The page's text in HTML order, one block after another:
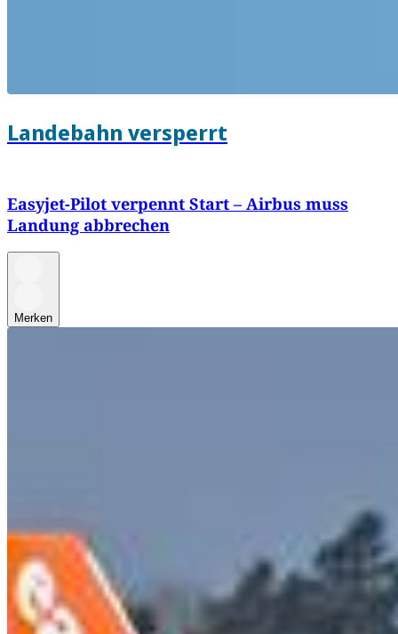
Landebahn versperrt
Easyjet-Pilot verpennt Start – Airbus muss
Landung abbrechen
Merken